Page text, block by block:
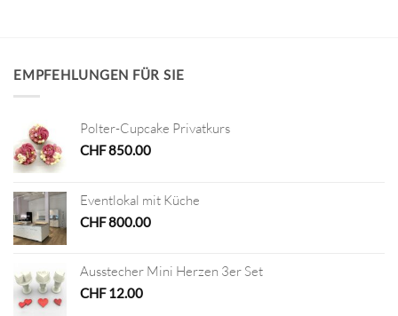
EMPFEHLUNGEN FÜR SIE
Polter-Cupcake Privatkurs
CHF850.00
Eventlokal mit Küche
CHF800.00
Ausstecher Mini Herzen 3er Set
CHF12.00